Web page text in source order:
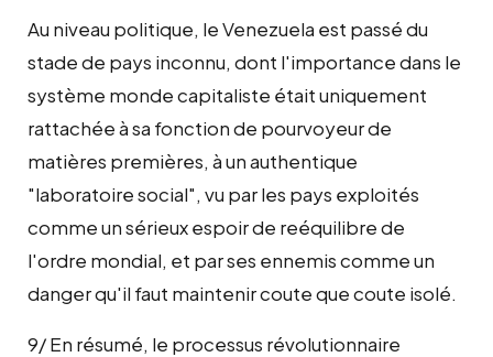
Au niveau politique, le Venezuela est passé du
stade de pays inconnu, dont l'importance dans le
système monde capitaliste était uniquement
rattachée à sa fonction de pourvoyeur de
matières premières, à un authentique
"laboratoire social", vu par les pays exploités
comme un sérieux espoir de reéquilibre de
l'ordre mondial, et par ses ennemis comme un
danger qu'il faut maintenir coute que coute isolé.
9/ En résumé, le processus révolutionnaire